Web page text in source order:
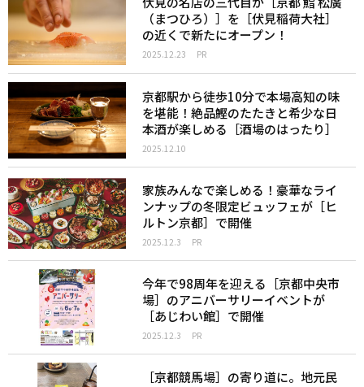
（まつひろ）］を［伏見稲荷大社］
の近くで新たにオープン！
2025.12.23 PR
京都駅から徒歩10分で本場高知の味
を堪能！絶品鰹のたたきと希少な日
本酒が楽しめる［酒場のはったり］
2025.12.10
家族みんなで楽しめる！豪華なライ
ンナップの冬限定ビュッフェが［ヒ
ルトン京都］で開催
2025.12.3 PR
今年で98周年を迎える［京都中央市
場］のアニバーサリーイベントが
［あじわい館］で開催
2025.12.3 PR
［京都競馬場］の寄り道に。地元民